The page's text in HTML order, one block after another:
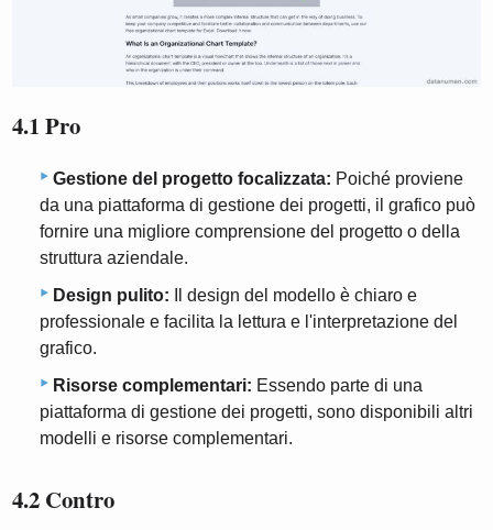
4.1 Pro
Gestione del progetto focalizzata: Poiché proviene
da una piattaforma di gestione dei progetti, il grafico può
fornire una migliore comprensione del progetto o della
struttura aziendale.
Design pulito: Il design del modello è chiaro e
professionale e facilita la lettura e l'interpretazione del
grafico.
Risorse complementari: Essendo parte di una
piattaforma di gestione dei progetti, sono disponibili altri
modelli e risorse complementari.
4.2 Contro